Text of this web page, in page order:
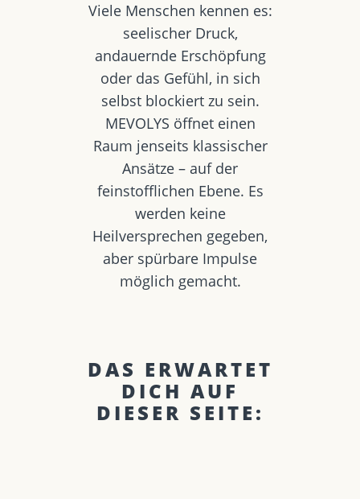
Viele Menschen kennen es:
seelischer Druck,
andauernde Erschöpfung
oder das Gefühl, in sich
selbst blockiert zu sein.
MEVOLYS öffnet einen
Raum jenseits klassischer
Ansätze – auf der
feinstofflichen Ebene. Es
werden keine
Heilversprechen gegeben,
aber spürbare Impulse
möglich gemacht.
DAS ERWARTET
DICH AUF
DIESER SEITE: